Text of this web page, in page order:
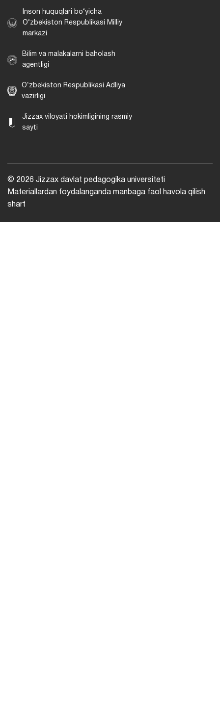
Inson huquqlari bo‘yicha
O‘zbekiston Respublikasi Milliy
markazi
Bilim va malakalarni baholash
agentligi
O‘zbekiston Respublikasi Adliya
vazirligi
Jizzax viloyati hokimligining rasmiy
sayti
© 2026 Jizzax davlat pedagogika universiteti
Materiallardan foydalanganda manbaga faol havola qilish
shart